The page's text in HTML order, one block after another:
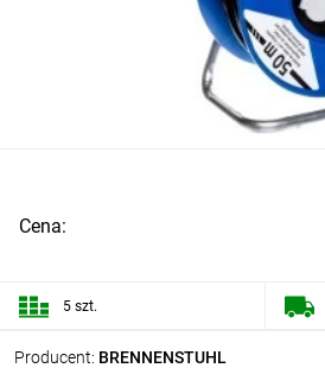
Producent: BRENNENSTUHL
Cena:
5 szt.